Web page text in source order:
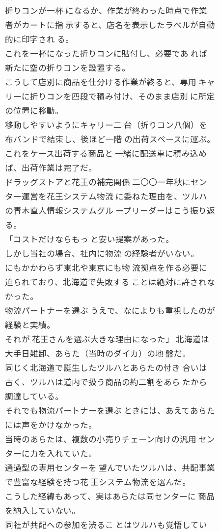
折りコンが一杯 になるか、作業が終わった時点で作業
者がカートに指 示すると、店名を表示したラベルが自動
的に印字され る。
これを一杯になった折りコンに貼付し、必要であ れば
新たに空の折りコンを設置する。
こうして店別に商品を仕分ける作業が終ると、専用 キャ
リーに折りコンを四段で積み付け、そのまま店別 に所定
の位置に移動。
移動しやすいようにキャリー二 台（折りコン八個）を
布バンドで結束し、後ほど一階 の出荷スペースに運ぶ。
これをケース出荷する商品と 一緒に配送車に積み込め
ば、出荷作業は完了だ。
ドラッグストアと花王の補完関係 二〇〇一年秋にセン
ター運営を花王システム物流 に委ねた理由を、ツルハ
の青木直人情報システムグル ープリーダーはこう振り返
る。
「コストだけならもっ と安い提案があった。
しかし当社の場合、社内に物流 の経験者がいない。
にもかかわらず東北や東京にも物 流拠点を作る必要に
迫られており、北海道で失敗する ことは絶対に許されな
かった。
物流パートナーを選ぶ うえで、なによりも重視したのが
経験と実績。
それが 花王さんを選ぶ大きな理由になった」 北海道は
大手日雑卸、あらた（当時のダイカ）の地 盤だ。
同じく北海道で誕生したツルハとあらたの付き 合いは
古く、ツルハは道内で扱う商品の約二割をあら たから
調達している。
それでも物流パートナーを選ぶ ときには、あえてあらた
には声をかけなかった。
当時のあらたは、複数の小売りチェーン向けの汎用 セン
ターに力を入れていた。
通過型の専用センターを 望んでいたツルハは、共配事業
で豊富な経験を持つ花 王システム物流を選んだ。
こうした経緯もあって、実はあらたは同センターに 商品
を納入していない。
同社が共配への参加を渋るこ とはツルハも覚悟してい